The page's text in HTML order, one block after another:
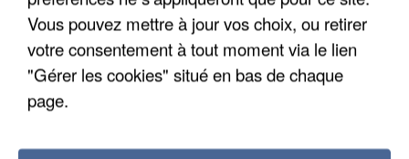
Vous pouvez mettre à jour vos choix, ou retirer
votre consentement à tout moment via le lien
"Gérer les cookies" situé en bas de chaque
page.